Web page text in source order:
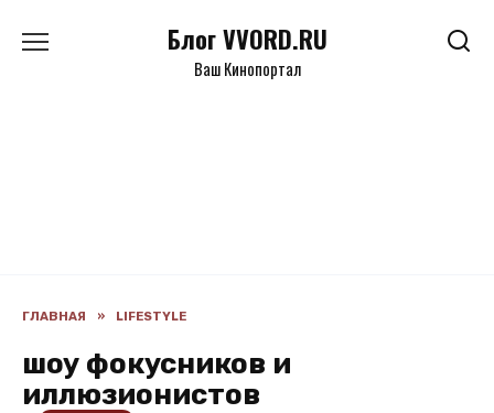
Блог VVORD.RU
Ваш Кинопортал
ГЛАВНАЯ » LIFESTYLE
шоу фокусников и
иллюзионистов